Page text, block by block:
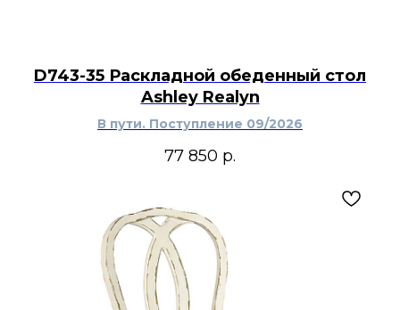
D743-35 Раскладной обеденный стол
Ashley Realyn
В пути. Поступление 09/2026
77 850 р.